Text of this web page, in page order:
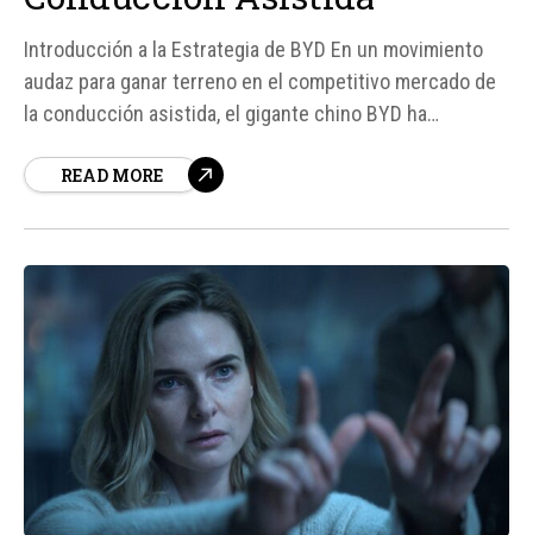
Introducción a la Estrategia de BYD En un movimiento
audaz para ganar terreno en el competitivo mercado de
la conducción asistida, el gigante chino BYD ha
derivados de ciertos accidentes cuando su sistema de
READ MORE